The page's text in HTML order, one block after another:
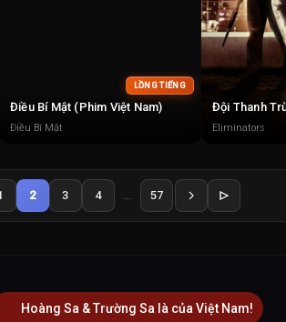
LỒNG TIẾNG
Điều Bí Mật (Phim Việt Nam)
Điều Bí Mật
Đội Thanh
Eliminators
2 3 4 ... 57
Hoàng Sa & Trường Sa là của Việt Nam!